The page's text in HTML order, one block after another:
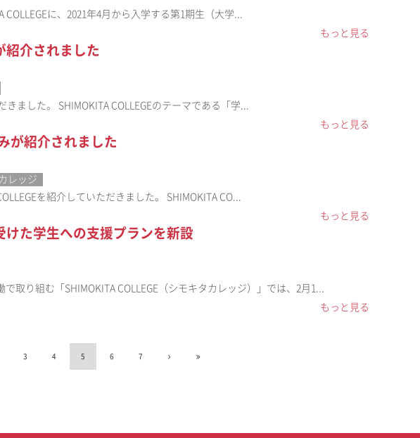
に、2021年4月から入学する第1期生（大学...
もっと見る
紹介されました
ました。 SHIMOKITA COLLEGEのテーマである「学...
もっと見る
が紹介されました
レッジ
を紹介していただきました。 SHIMOKITA CO...
もっと見る
けた学生への支援プランを新設
取り組む「SHIMOKITA COLLEGE（シモキタカレッジ）」では、2月1...
もっと見る
3 4 5 6 7